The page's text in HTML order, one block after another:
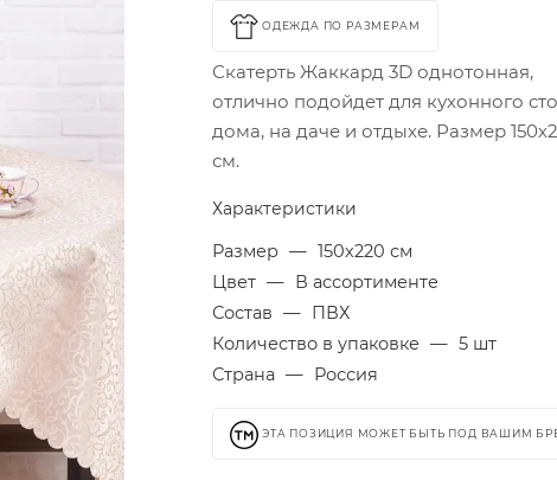
ОДЕЖДА ПО РАЗМЕРАМ
Скатерть Жаккард 3D однотонная,
отлично подойдет для кухонного
дома, на даче и отдыхе. Размер
см.
Характеристики
Размер — 150х220 см
Цвет — В ассортименте
Состав — ПВХ
Количество в упаковке — 5 шт
Страна — Россия
ЭТА ПОЗИЦИЯ МОЖЕТ БЫТЬ ПОД ВАШИМ